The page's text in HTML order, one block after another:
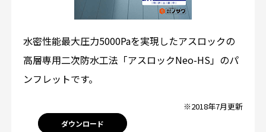
水密性能最大圧力5000Paを実現したアスロックの
高層専用二次防水工法「アスロックNeo-HS」のパ
ンフレットです。
※2018年7月更新
ダウンロード